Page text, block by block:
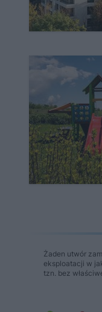
Żaden utwór
eksploatacji w
tzn. bez